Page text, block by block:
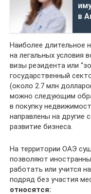
в
Наиболее длительное
на легальных условия
визы резидента или
государственный
(около 2.7 млн
можно следующим
в покупку
направлены на другие
развитие бизнеса.
На территории ОАЭ
позволяют
работать или учится
подряд без участия
относятся: